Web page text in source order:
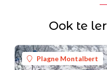
Ook te
Plagne Montalbert